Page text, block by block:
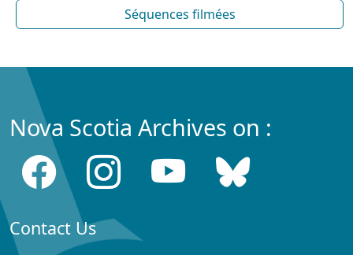
Séquences filmées
Nova Scotia Archives on :
Contact Us